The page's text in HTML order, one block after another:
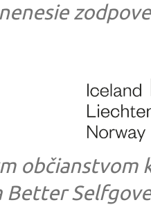
občianstvom
Better